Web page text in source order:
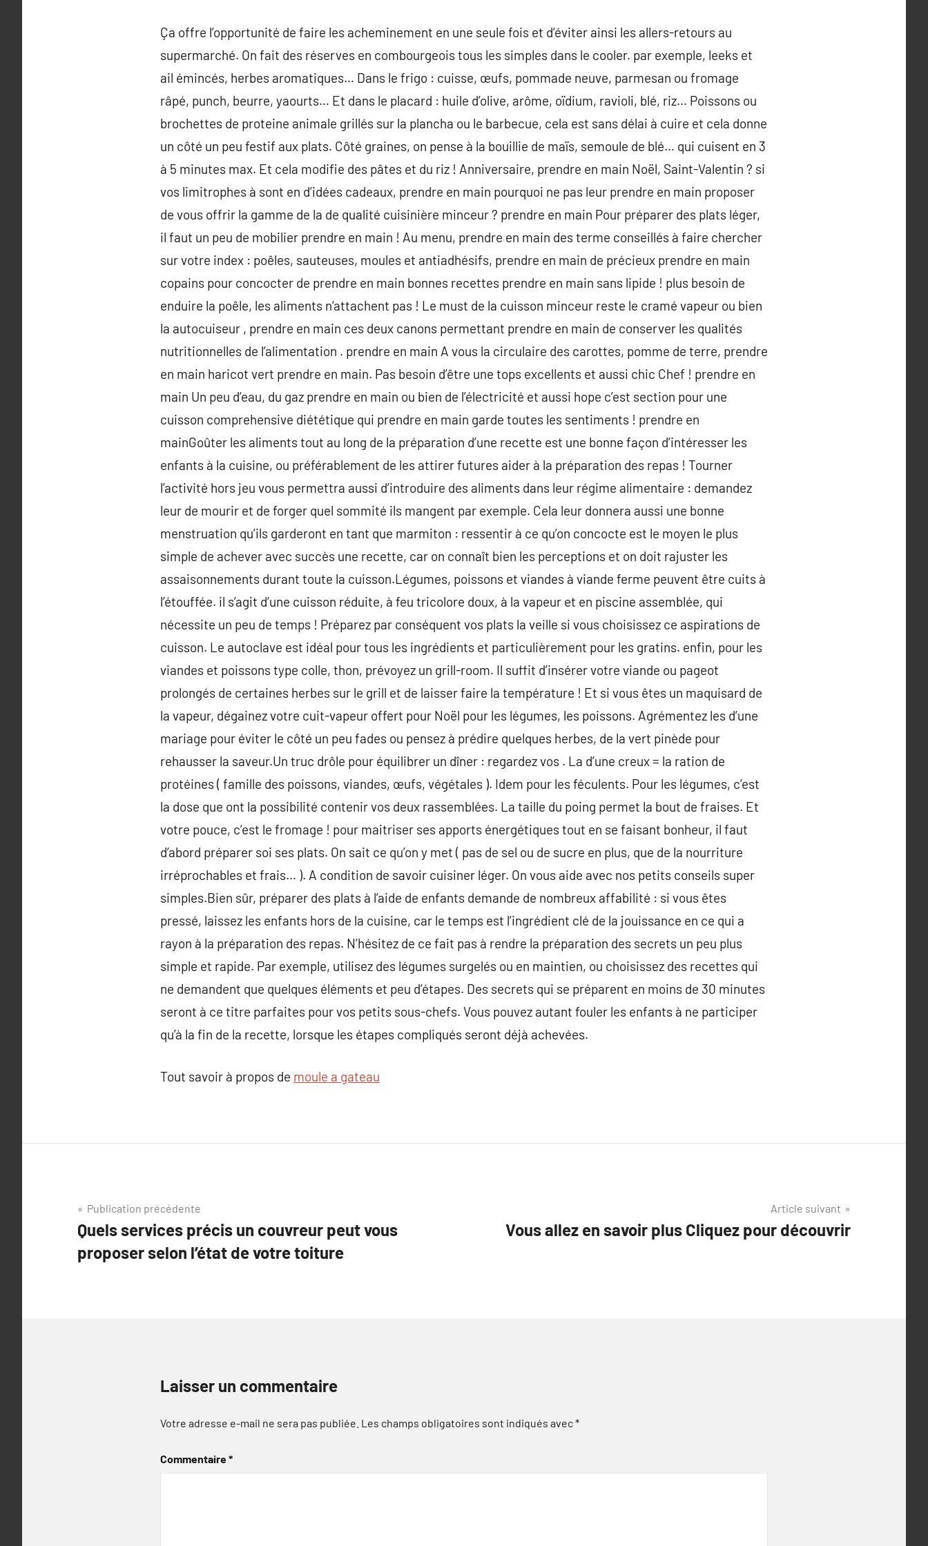
Ça offre l’opportunité de faire les acheminement en une seule fois et d’éviter ainsi les allers-retours au
supermarché. On fait des réserves en combourgeois tous les simples dans le cooler. par exemple, leeks et
ail émincés, herbes aromatiques… Dans le frigo : cuisse, œufs, pommade neuve, parmesan ou fromage
râpé, punch, beurre, yaourts… Et dans le placard : huile d’olive, arôme, oïdium, ravioli, blé, riz… Poissons ou
brochettes de proteine animale grillés sur la plancha ou le barbecue, cela est sans délai à cuire et cela donne
un côté un peu festif aux plats. Côté graines, on pense à la bouillie de maïs, semoule de blé… qui cuisent en 3
à 5 minutes max. Et cela modifie des pâtes et du riz ! Anniversaire, prendre en main Noël, Saint-Valentin ? si
vos limitrophes à sont en d’idées cadeaux, prendre en main pourquoi ne pas leur prendre en main proposer
de vous offrir la gamme de la de qualité cuisinière minceur ? prendre en main Pour préparer des plats léger,
il faut un peu de mobilier prendre en main ! Au menu, prendre en main des terme conseillés à faire chercher
sur votre index : poêles, sauteuses, moules et antiadhésifs, prendre en main de précieux prendre en main
copains pour concocter de prendre en main bonnes recettes prendre en main sans lipide ! plus besoin de
enduire la poêle, les aliments n‘attachent pas ! Le must de la cuisson minceur reste le cramé vapeur ou bien
la autocuiseur , prendre en main ces deux canons permettant prendre en main de conserver les qualités
nutritionnelles de l’alimentation . prendre en main A vous la circulaire des carottes, pomme de terre, prendre
en main haricot vert prendre en main. Pas besoin d’être une tops excellents et aussi chic Chef ! prendre en
main Un peu d’eau, du gaz prendre en main ou bien de l’électricité et aussi hope c’est section pour une
cuisson comprehensive diététique qui prendre en main garde toutes les sentiments ! prendre en
mainGoûter les aliments tout au long de la préparation d’une recette est une bonne façon d’intéresser les
enfants à la cuisine, ou préférablement de les attirer futures aider à la préparation des repas ! Tourner
l’activité hors jeu vous permettra aussi d’introduire des aliments dans leur régime alimentaire : demandez
leur de mourir et de forger quel sommité ils mangent par exemple. Cela leur donnera aussi une bonne
menstruation qu’ils garderont en tant que marmiton : ressentir à ce qu’on concocte est le moyen le plus
simple de achever avec succès une recette, car on connaît bien les perceptions et on doit rajuster les
assaisonnements durant toute la cuisson.Légumes, poissons et viandes à viande ferme peuvent être cuits à
l’étouffée. il s’agit d’une cuisson réduite, à feu tricolore doux, à la vapeur et en piscine assemblée, qui
nécessite un peu de temps ! Préparez par conséquent vos plats la veille si vous choisissez ce aspirations de
cuisson. Le autoclave est idéal pour tous les ingrédients et particulièrement pour les gratins. enfin, pour les
viandes et poissons type colle, thon, prévoyez un grill-room. Il suffit d’insérer votre viande ou pageot
prolongés de certaines herbes sur le grill et de laisser faire la température ! Et si vous êtes un maquisard de
la vapeur, dégainez votre cuit-vapeur offert pour Noël pour les légumes, les poissons. Agrémentez les d’une
mariage pour éviter le côté un peu fades ou pensez à prédire quelques herbes, de la vert pinède pour
rehausser la saveur.Un truc drôle pour équilibrer un dîner : regardez vos . La d’une creux = la ration de
protéines ( famille des poissons, viandes, œufs, végétales ). Idem pour les féculents. Pour les légumes, c’est
la dose que ont la possibilité contenir vos deux rassemblées. La taille du poing permet la bout de fraises. Et
votre pouce, c’est le fromage ! pour maitriser ses apports énergétiques tout en se faisant bonheur, il faut
d’abord préparer soi ses plats. On sait ce qu’on y met ( pas de sel ou de sucre en plus, que de la nourriture
irréprochables et frais… ). A condition de savoir cuisiner léger. On vous aide avec nos petits conseils super
simples.Bien sûr, préparer des plats à l’aide de enfants demande de nombreux affabilité : si vous êtes
pressé, laissez les enfants hors de la cuisine, car le temps est l’ingrédient clé de la jouissance en ce qui a
rayon à la préparation des repas. N’hésitez de ce fait pas à rendre la préparation des secrets un peu plus
simple et rapide. Par exemple, utilisez des légumes surgelés ou en maintien, ou choisissez des recettes qui
ne demandent que quelques éléments et peu d’étapes. Des secrets qui se préparent en moins de 30 minutes
seront à ce titre parfaites pour vos petits sous-chefs. Vous pouvez autant fouler les enfants à ne participer
qu’à la fin de la recette, lorsque les étapes compliqués seront déjà achevées.
Tout savoir à propos de moule a gateau
Navigation
de
l’article
Publication précédente
Quels services précis un couvreur peut vous
proposer selon l’état de votre toiture
Article suivant
Vous allez en savoir plus Cliquez pour découvrir
Laisser un commentaire
Votre adresse e-mail ne sera pas publiée. Les champs obligatoires sont indiqués avec*
Commentaire*